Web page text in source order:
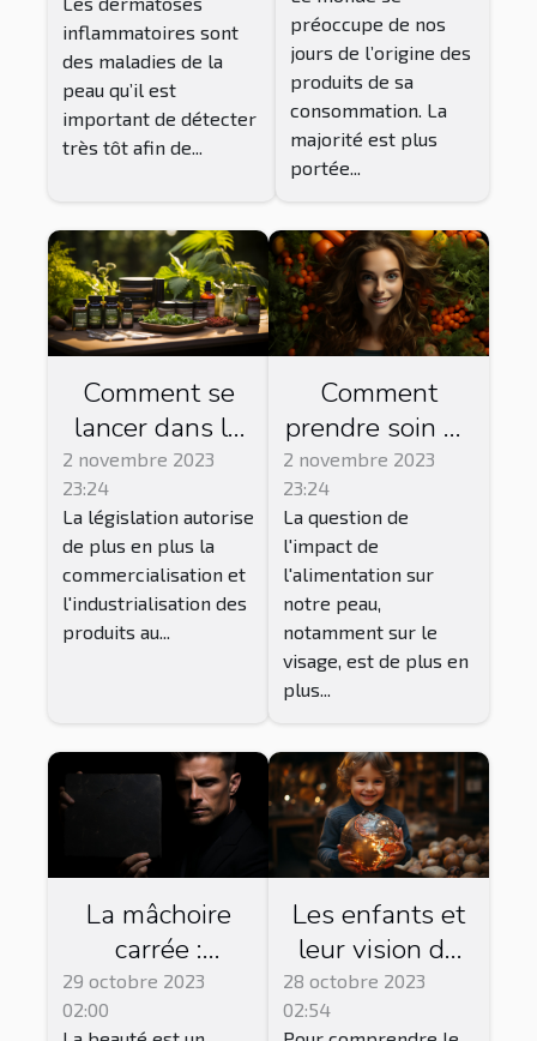
inflammatoires sont
des maladies de la
peau qu’il est
important de détecter
très tôt afin de...
préoccupe de nos
jours de l’origine des
produits de sa
consommation. La
majorité est plus
portée...
Comment se
lancer dans la
vente de CBD ?
2 novembre 2023
23:24
La législation autorise
de plus en plus la
commercialisation et
l'industrialisation des
produits au...
Comment
prendre soin de
sa peau par
l'alimentation ?
2 novembre 2023
23:24
La question de
l'impact de
l'alimentation sur
notre peau,
notamment sur le
visage, est de plus en
plus...
La mâchoire
carrée :
symbole de
beauté ou de
29 octobre 2023
02:00
Les enfants et
leur vision du
monde : une
perspective non
28 octobre 2023
02:54